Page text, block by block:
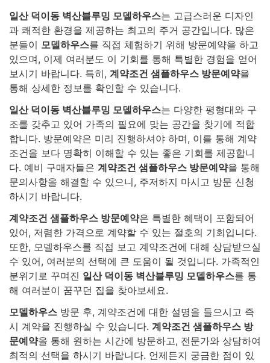
일산 덕이동 벽산블루밍 모델하우스는 고급스러운 디자인
과 쾌적한 환경을 제공하는 최고의 주거 공간입니다. 많은
분들이 모델하우스를 직접 체험하기 위해 방문예약을 하고
있으며, 이제 여러분도 이 기회를 통해 특별한 경험을 얻어
보시기 바랍니다. 특히, 계약조건 샘플하우스 방문예약을
통해 상세한 정보를 확인할 수 있습니다.
일산 덕이동 벽산블루밍 모델하우스는 다양한 평형대와 구
조를 갖추고 있어 가족의 필요에 맞는 공간을 찾기에 적합
합니다. 방문예약은 미리 진행하셔야 하며, 이를 통해 계약
조건을 보다 명확히 이해할 수 있는 좋은 기회를 제공합니
다. 예비 구매자들은 계약조건 샘플하우스 방문예약을 통해
문의사항을 해결할 수 있으니, 주저하지 마시고 방문 신청
하시기 바랍니다.
계약조건 샘플하우스 방문예약은 특별한 혜택이 포함되어
있어, 저렴한 가격으로 계약할 수 있는 절호의 기회입니다.
또한, 모델하우스를 직접 보고 계약조건에 대해 상담받으실
수 있어, 여러분의 선택에 큰 도움이 될 것입니다. 가족적인
분위기로 꾸며진 일산 덕이동 벽산블루밍 모델하우스를 통
해 여러분이 꿈꾸던 집을 찾아보세요.
모델하우스 방문 후, 계약조건에 대한 설명을 들으시고 즉
시 계약을 진행하실 수 있습니다. 계약조건 샘플하우스 방
문예약을 통해 원하는 시간에 방문하고, 전문가와 상담하여
최적의 선택을 하시기 바랍니다. 언제든지 궁금한 점이 있